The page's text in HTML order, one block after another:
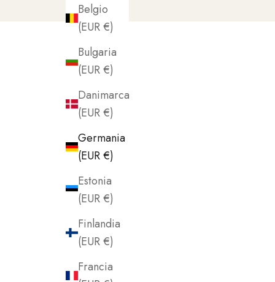
Belgio
(EUR €)
Bulgaria
(EUR €)
Danimarca
(EUR €)
Germania
(EUR €)
Estonia
(EUR €)
Finlandia
(EUR €)
Francia